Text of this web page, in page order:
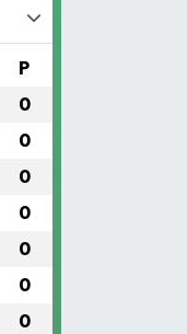
P
0
0
0
0
0
0
0